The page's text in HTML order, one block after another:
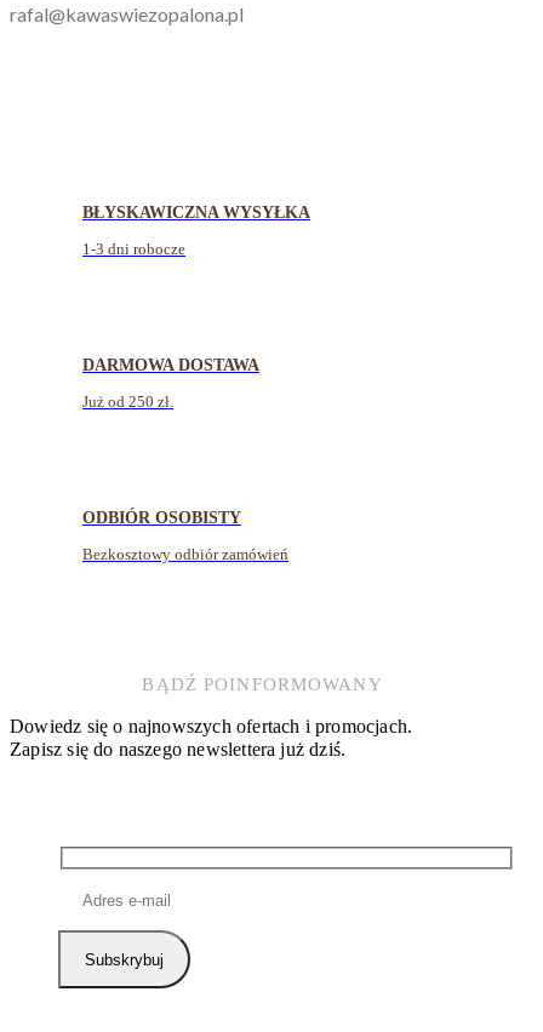
rafal@kawaswiezopalona.pl
BŁYSKAWICZNA WYSYŁKA
1-3 dni robocze
DARMOWA DOSTAWA
Już od 250 zł.
ODBIÓR OSOBISTY
Bezkosztowy odbiór zamówień
BĄDŹ POINFORMOWANY
Dowiedz się o najnowszych ofertach i promocjach.
Zapisz się do naszego newslettera już dziś.